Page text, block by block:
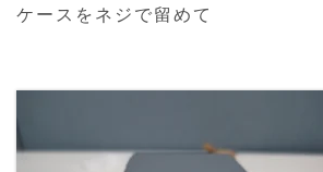
ケースをネジで留めて